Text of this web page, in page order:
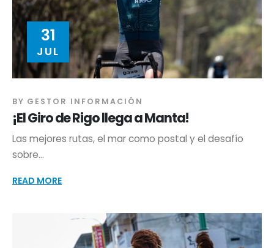
31
JUL
BY GESTOR INFORMACIÓN
¡El Giro de Rigo llega a Manta!
Las mejores rutas, el mar como postal y el desafío
sobre...
READ MORE